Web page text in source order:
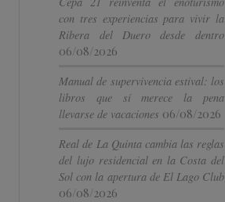
con tres experiencias para vivir la
Ribera del Duero desde dentro
06/08/2026
Manual de supervivencia estival: los
libros que sí merece la pena
llevarse de vacaciones 06/08/2026
Real de La Quinta cambia las reglas
del lujo residencial en la Costa del
Sol con la apertura de El Lago Club
06/08/2026